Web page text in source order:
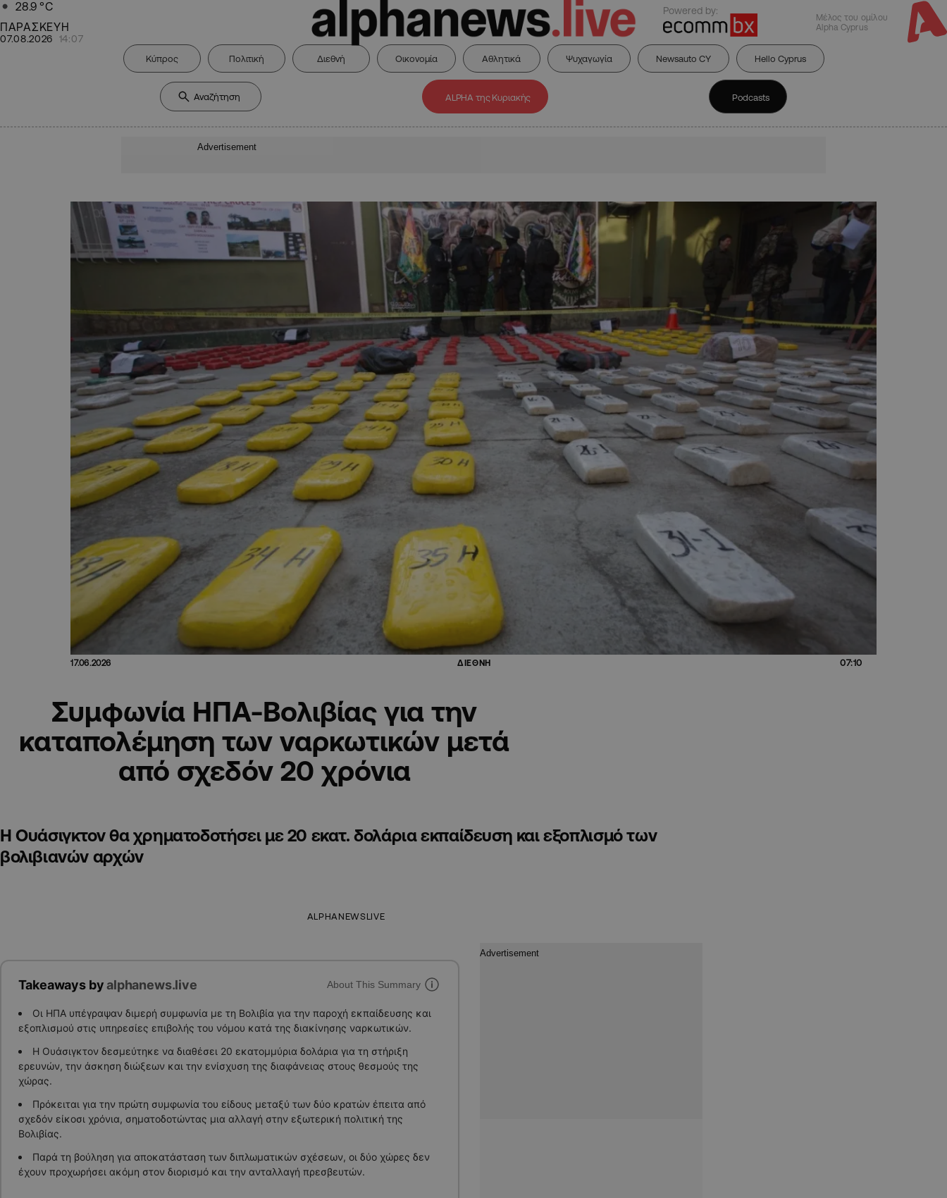
28.9 °C
ΠΑΡΑΣΚΕΥΗ
07.08.2026 14:07
Powered by:
Μέλος του ομίλου
Alpha Cyprus
Κύπρος Πολιτική Διεθνή Οικονομία Αθλητικά Ψυχαγωγία Newsauto CY Hello Cyprus
ALPHA της Κυριακής Podcasts
Advertisement
17.06.2026 ΔΙΕΘΝΗ 07:10
Συμφωνία ΗΠΑ-Βολιβίας για την
καταπολέμηση των ναρκωτικών μετά
από σχεδόν 20 χρόνια
Η Ουάσιγκτον θα χρηματοδοτήσει με 20 εκατ. δολάρια εκπαίδευση και εξοπλισμό των
βολιβιανών αρχών
ALPHANEWSLIVE
Takeaways byalphanews.live About This Summary
Οι ΗΠΑ υπέγραψαν διμερή συμφωνία με τη Βολιβία για την παροχή εκπαίδευσης και
εξοπλισμού στις υπηρεσίες επιβολής του νόμου κατά της διακίνησης ναρκωτικών.
Η Ουάσιγκτον δεσμεύτηκε να διαθέσει 20 εκατομμύρια δολάρια για τη στήριξη
ερευνών, την άσκηση διώξεων και την ενίσχυση της διαφάνειας στους θεσμούς της
χώρας.
Πρόκειται για την πρώτη συμφωνία του είδους μεταξύ των δύο κρατών έπειτα από
σχεδόν είκοσι χρόνια, σηματοδοτώντας μια αλλαγή στην εξωτερική πολιτική της
Βολιβίας.
Παρά τη βούληση για αποκατάσταση των διπλωματικών σχέσεων, οι δύο χώρες δεν
έχουν προχωρήσει ακόμη στον διορισμό και την ανταλλαγή πρεσβευτών.